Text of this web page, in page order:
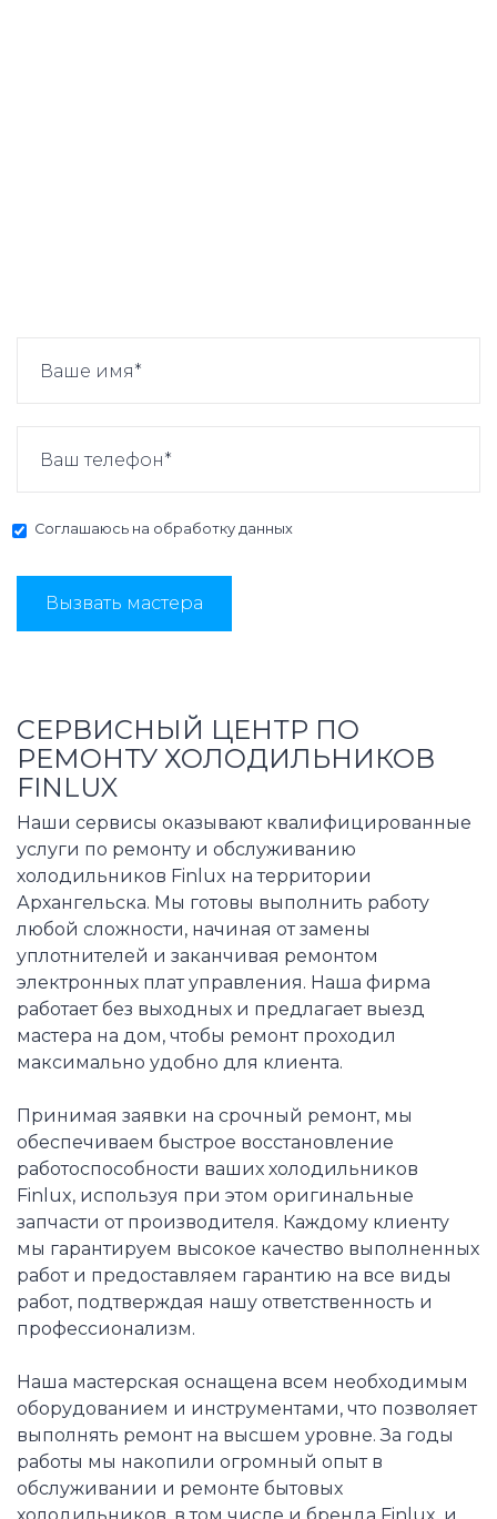
Соглашаюсь на обработку данных
Вызвать мастера
СЕРВИСНЫЙ ЦЕНТР ПО
РЕМОНТУ ХОЛОДИЛЬНИКОВ
FINLUX
Наши сервисы оказывают квалифицированные
услуги по ремонту и обслуживанию
холодильников Finlux на территории
Архангельска. Мы готовы выполнить работу
любой сложности, начиная от замены
уплотнителей и заканчивая ремонтом
электронных плат управления. Наша фирма
работает без выходных и предлагает выезд
мастера на дом, чтобы ремонт проходил
максимально удобно для клиента.
Принимая заявки на срочный ремонт, мы
обеспечиваем быстрое восстановление
работоспособности ваших холодильников
Finlux, используя при этом оригинальные
запчасти от производителя. Каждому клиенту
мы гарантируем высокое качество выполненных
работ и предоставляем гарантию на все виды
работ, подтверждая нашу ответственность и
профессионализм.
Наша мастерская оснащена всем необходимым
оборудованием и инструментами, что позволяет
выполнять ремонт на высшем уровне. За годы
работы мы накопили огромный опыт в
обслуживании и ремонте бытовых